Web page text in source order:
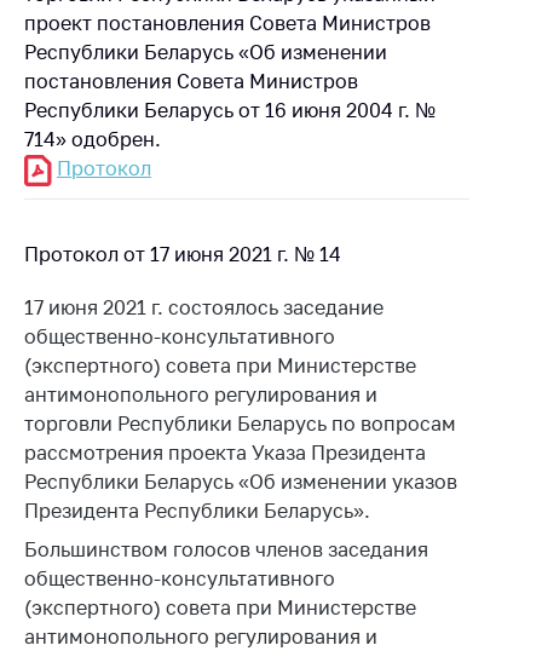
Общественное
обсуждение
проектов
Маркировка
товаров
предотвращению
распространения
COVID-19 для
субъектов торговли,
общественного
питания, бытового
обслуживания
Обучение по
вопросам
антимонопольного
регулирования и
конкурентной
политики
проект постановления Совета Министров
Республики Беларусь «Об изменении
постановления Совета Министров
Республики Беларусь от 16 июня 2004 г. №
714» одобрен.
Протокол
Протокол от 17 июня 2021 г. № 14
17 июня 2021 г. состоялось заседание
общественно-консультативного
(экспертного) совета при Министерстве
антимонопольного регулирования и
торговли Республики Беларусь по вопросам
рассмотрения проекта Указа Президента
Республики Беларусь «Об изменении указов
Президента Республики Беларусь».
Большинством голосов членов заседания
общественно-консультативного
(экспертного) совета при Министерстве
антимонопольного регулирования и